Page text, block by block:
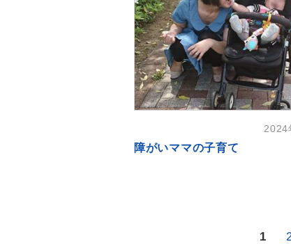
2024
障がいママの子育て
1